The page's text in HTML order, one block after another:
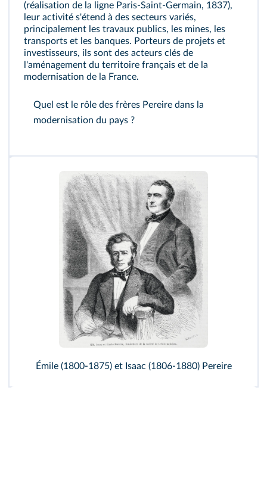
(réalisation de la ligne Paris‑Saint‑Germain, 1837),
leur activité s'étend à des secteurs variés,
principalement les travaux publics, les mines, les
transports et les banques. Porteurs de projets et
investisseurs, ils sont des acteurs clés de
l'aménagement du territoire français et de la
modernisation de la France.
Quel est le rôle des frères Pereire dans la
modernisation du pays ?
Émile (1800-1875) et Isaac (1806-1880) Pereire